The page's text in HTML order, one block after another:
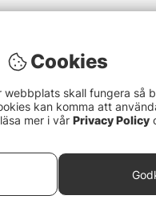
Cookies
skall fungera så
kan komma att
mer i vår Privacy Policy